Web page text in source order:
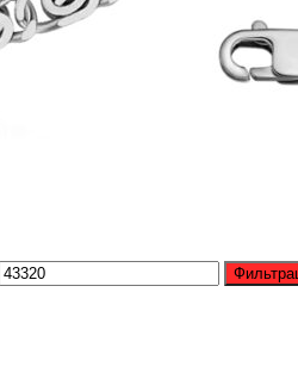
Максимальная
цена